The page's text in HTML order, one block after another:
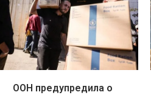
ООН предупредила о